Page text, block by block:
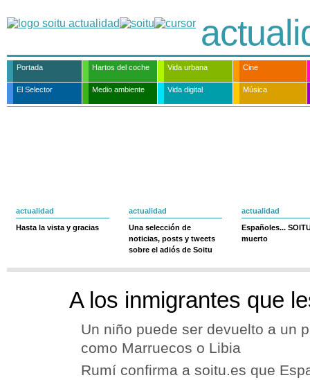
Portada Hartos del coche Vida urbana Cine
El Selector Medio ambiente Vida digital Música
actualidad
Hasta la vista y gracias
actualidad
Una selección de
noticias, posts y tweets
sobre el adiós de Soitu
actualidad
Españoles...
muerto
A los inmigrantes que
Un niño puede ser devuelto a un
como Marruecos o Libia
Rumí confirma a soitu.es que